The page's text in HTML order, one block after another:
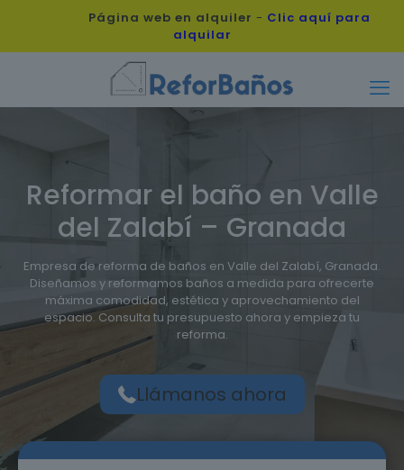
Página web en alquiler - Clic aquí para
alquilar
Reformar el baño en Valle
del Zalabí – Granada
Empresa de reforma de baños en Valle del Zalabí, Granada.
Diseñamos y reformamos baños a medida para ofrecerte
máxima comodidad, estética y aprovechamiento del
espacio. Consulta tu presupuesto ahora y empieza tu
reforma.
Llámanos ahora